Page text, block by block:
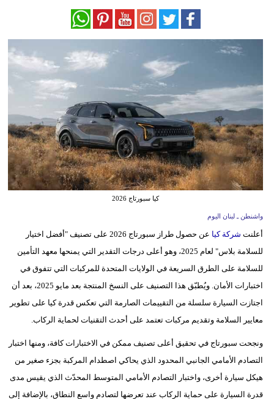
سياحة
أخبار
إعلام
تعليم
أزياء
إسلامية
علوم
وتكنولوجيا
مدوَّنات
أبراج
كيا سبورتاج 2026
واشنطن ـ لبنان اليوم
أعلنت شركة كيا
عن حصول طراز سبورتاج 2026 على تصنيف "أفضل اختيار
للسلامة بلاس" لعام 2025، وهو أعلى درجات التقدير التي يمنحها معهد التأمين
للسلامة على الطرق السريعة في الولايات المتحدة للمركبات التي تتفوق في
اختبارات الأمان. ويُطبّق هذا التصنيف على النسخ المنتجة بعد مايو 2025، بعد أن
اجتازت السيارة سلسلة من التقييمات الصارمة التي تعكس قدرة كيا على تطوير
معايير السلامة وتقديم مركبات تعتمد على أحدث التقنيات لحماية الركاب.
ونجحت سبورتاج في تحقيق أعلى تصنيف ممكن في الاختبارات كافة، ومنها اختبار
التصادم الأمامي الجانبي المحدود الذي يحاكي اصطدام المركبة بجزء صغير من
هيكل سيارة أخرى، واختبار التصادم الأمامي المتوسط المحدّث الذي يقيس مدى
قدرة السيارة على حماية الركاب عند تعرضها لتصادم واسع النطاق، بالإضافة إلى